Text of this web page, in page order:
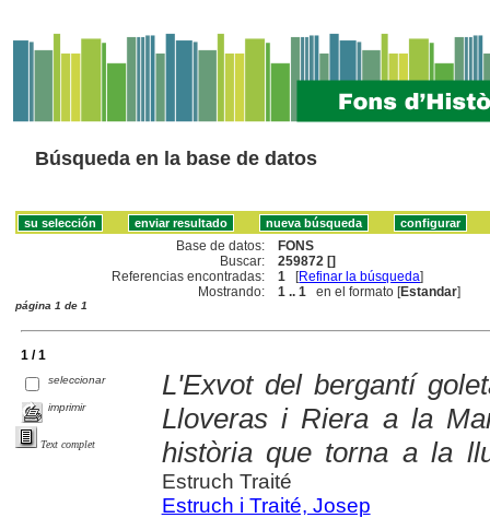
Búsqueda en la base de datos
Base de datos:
FONS
Buscar:
259872 []
Referencias encontradas:
1 [Refinar la búsqueda]
Mostrando:
1 .. 1 en el formato [Estandar]
página 1 de 1
1 / 1
seleccionar
imprimir
Text complet
L'Exvot del bergantí
Lloveras i Riera a la
història que torna a la
Estruch Traité
Estruch i Traité, Josep